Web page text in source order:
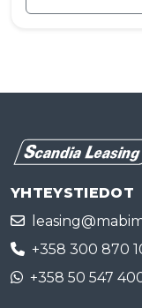
YHTEYSTIEDOT
+358 300 870
+358 50 547